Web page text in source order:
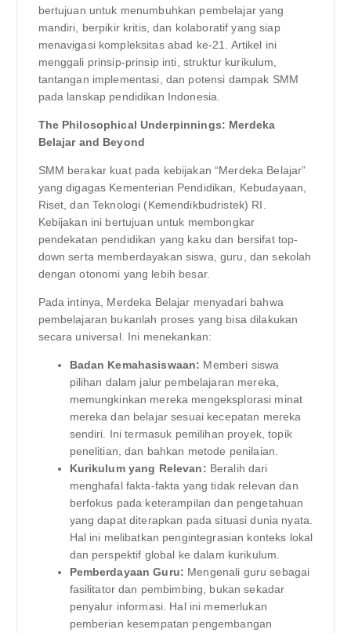
bertujuan untuk menumbuhkan pembelajar yang
mandiri, berpikir kritis, dan kolaboratif yang siap
menavigasi kompleksitas abad ke-21. Artikel ini
menggali prinsip-prinsip inti, struktur kurikulum,
tantangan implementasi, dan potensi dampak SMM
pada lanskap pendidikan Indonesia.
The Philosophical Underpinnings: Merdeka
Belajar and Beyond
SMM berakar kuat pada kebijakan “Merdeka Belajar”
yang digagas Kementerian Pendidikan, Kebudayaan,
Riset, dan Teknologi (Kemendikbudristek) RI.
Kebijakan ini bertujuan untuk membongkar
pendekatan pendidikan yang kaku dan bersifat top-
down serta memberdayakan siswa, guru, dan sekolah
dengan otonomi yang lebih besar.
Pada intinya, Merdeka Belajar menyadari bahwa
pembelajaran bukanlah proses yang bisa dilakukan
secara universal. Ini menekankan:
Badan Kemahasiswaan: Memberi siswa
pilihan dalam jalur pembelajaran mereka,
memungkinkan mereka mengeksplorasi minat
mereka dan belajar sesuai kecepatan mereka
sendiri. Ini termasuk pemilihan proyek, topik
penelitian, dan bahkan metode penilaian.
Kurikulum yang Relevan: Beralih dari
menghafal fakta-fakta yang tidak relevan dan
berfokus pada keterampilan dan pengetahuan
yang dapat diterapkan pada situasi dunia nyata.
Hal ini melibatkan pengintegrasian konteks lokal
dan perspektif global ke dalam kurikulum.
Pemberdayaan Guru: Mengenali guru sebagai
fasilitator dan pembimbing, bukan sekadar
penyalur informasi. Hal ini memerlukan
pemberian kesempatan pengembangan